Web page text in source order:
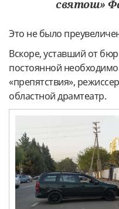
святош»
Это не было
Вскоре, уставший от
постоянной
«препятствия»,
областной драмтеатр.